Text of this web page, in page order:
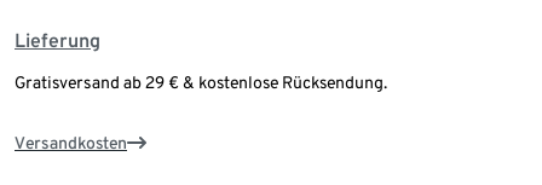
Lieferung
Gratisversand ab 29 € & kostenlose Rücksendung.
Versandkosten